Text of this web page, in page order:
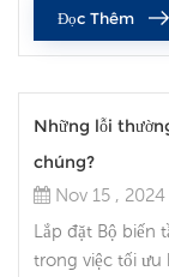
Đọc Thêm
Những lỗi
chúng?
Nov 15 , 2024
Lắp đặt Bộ biến
trong việc tối ưu